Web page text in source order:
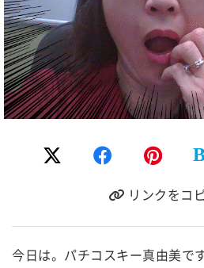
リンクをコ
今日は。パチコスキー真由美です